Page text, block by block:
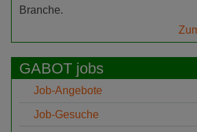
Branche.
GABOT jobs
Job-Angebote
Job-Gesuche